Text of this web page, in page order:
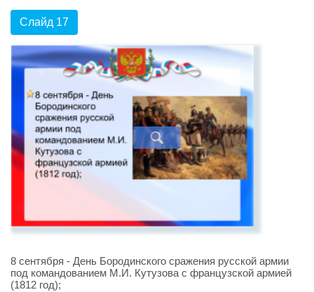
Слайд 17
8 сентября - День Бородинского сражения русской армии
под командованием М.И. Кутузова с французской армией
(1812 год);